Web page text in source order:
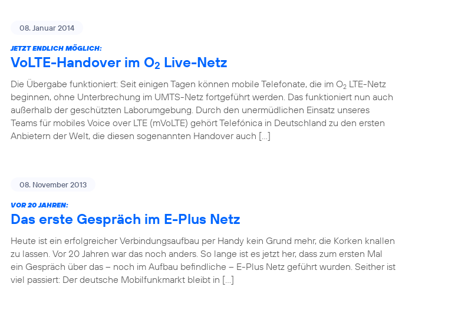
08. Januar 2014
JETZT ENDLICH MÖGLICH:
VoLTE-Handover im O2 Live-Netz
Die Übergabe funktioniert: Seit einigen Tagen können mobile Telefonate, die im O2 LTE-Netz
beginnen, ohne Unterbrechung im UMTS-Netz fortgeführt werden. Das funktioniert nun auch
außerhalb der geschützten Laborumgebung. Durch den unermüdlichen Einsatz unseres
Teams für mobiles Voice over LTE (mVoLTE) gehört Telefónica in Deutschland zu den ersten
Anbietern der Welt, die diesen sogenannten Handover auch […]
08. November 2013
VOR 20 JAHREN:
Das erste Gespräch im E-Plus Netz
Heute ist ein erfolgreicher Verbindungsaufbau per Handy kein Grund mehr, die Korken knallen
zu lassen. Vor 20 Jahren war das noch anders. So lange ist es jetzt her, dass zum ersten Mal
ein Gespräch über das – noch im Aufbau befindliche – E-Plus Netz geführt wurden. Seither ist
viel passiert: Der deutsche Mobilfunkmarkt bleibt in […]